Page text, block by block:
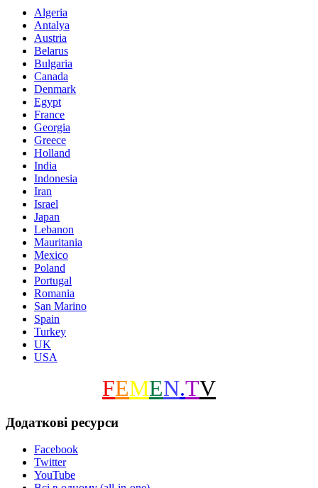
Algeria
Antalya
Austria
Belarus
Bulgaria
Canada
Denmark
Egypt
France
Georgia
Greece
Holland
India
Indonesia
Iran
Israel
Japan
Lebanon
Mauritania
Mexico
Poland
Portugal
Romania
San Marino
Spain
Turkey
UK
USA
FEMEN.TV
Додаткові ресурси
Facebook
Twitter
YouTube